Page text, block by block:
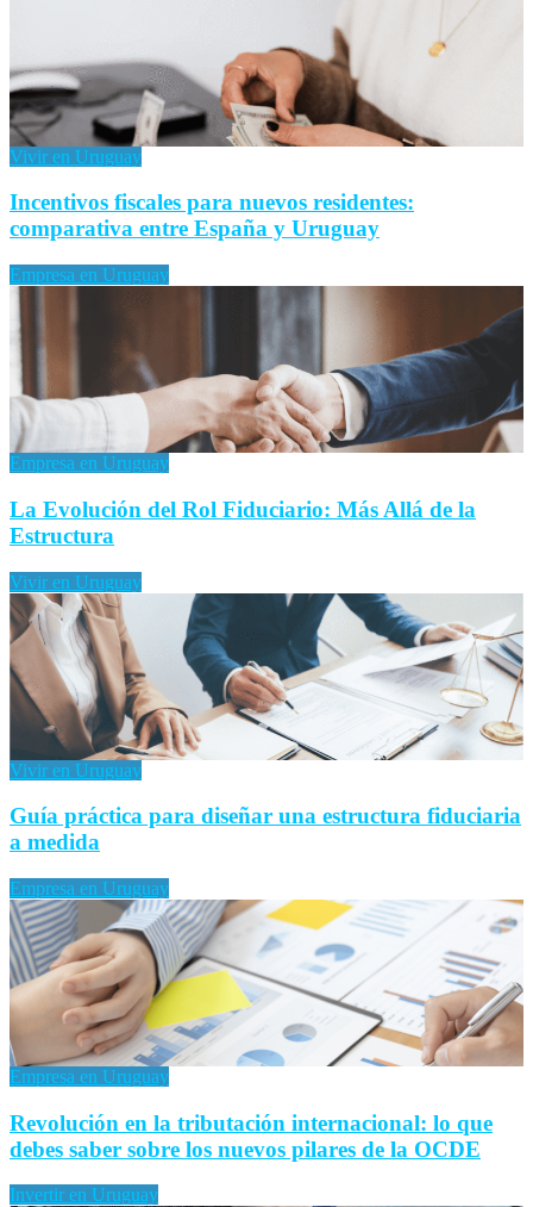
Vivir en Uruguay
Incentivos fiscales para nuevos residentes:
comparativa entre España y Uruguay
Empresa en Uruguay
Empresa en Uruguay
La Evolución del Rol Fiduciario: Más Allá de la
Estructura
Vivir en Uruguay
Vivir en Uruguay
Guía práctica para diseñar una estructura fiduciaria
a medida
Empresa en Uruguay
Empresa en Uruguay
Revolución en la tributación internacional: lo que
debes saber sobre los nuevos pilares de la OCDE
Invertir en Uruguay